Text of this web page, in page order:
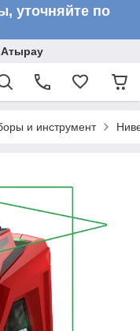
уточняйте по
и инструмент